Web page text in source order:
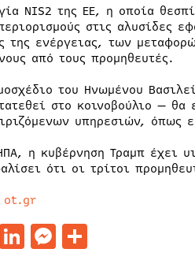
NIS2 της ΕΕ, η οποία
στις αλυσίδες
της ενέργειας, των
από τους προμηθευτές.
του Ηνωμένου
στο κοινοβούλιο — θα
υπηρεσιών, όπως
η κυβέρνηση Τραμπ έχει
ότι οι τρίτοι
ot.gr
LinkedIn
Messenger